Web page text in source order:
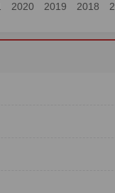
2020 2019 2018